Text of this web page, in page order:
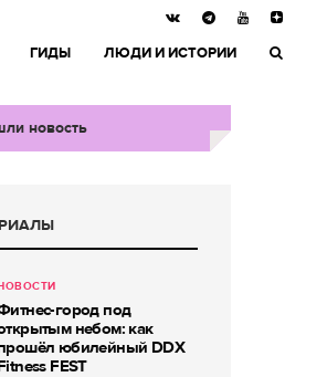
ГИДЫ ЛЮДИ И ИСТОРИИ
новость
город под
небом: как
юбилейный DDX
FEST